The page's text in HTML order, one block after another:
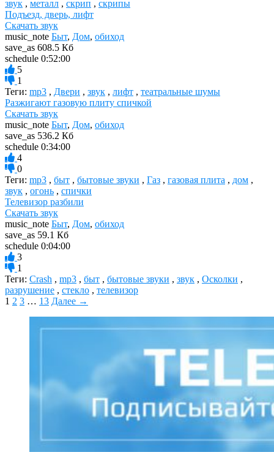
звук , металл , скрип , скрипы
Подъезд, дверь, лифт
Скачать звук
music_note Быт, Дом, обиход
save_as 608.5 Кб
schedule 0:52:00
5
1
Теги: mp3 , Двери , звук , лифт , театральные шумы
Разжигают газовую плиту спичкой
Скачать звук
music_note Быт, Дом, обиход
save_as 536.2 Кб
schedule 0:34:00
4
0
Теги: mp3 , быт , бытовые звуки , Газ , газовая плита , дом ,
звук , огонь , спички
Телевизор разбили
Скачать звук
music_note Быт, Дом, обиход
save_as 59.1 Кб
schedule 0:04:00
3
1
Теги: Crash , mp3 , быт , бытовые звуки , звук , Осколки ,
разрушение , стекло , телевизор
1 2 3 … 13 Далее →